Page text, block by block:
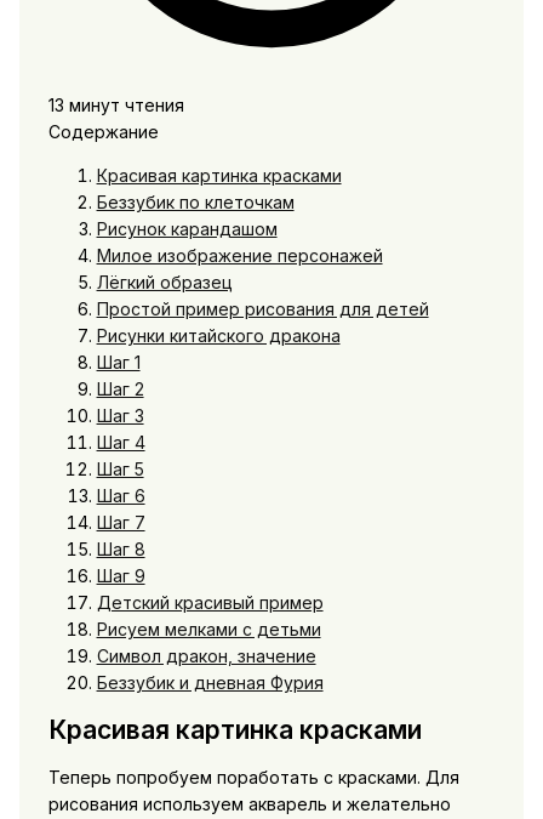
13 минут чтения
Содержание
Красивая картинка красками
Беззубик по клеточкам
Рисунок карандашом
Милое изображение персонажей
Лёгкий образец
Простой пример рисования для детей
Рисунки китайского дракона
Шаг 1
Шаг 2
Шаг 3
Шаг 4
Шаг 5
Шаг 6
Шаг 7
Шаг 8
Шаг 9
Детский красивый пример
Рисуем мелками с детьми
Символ дракон, значение
Беззубик и дневная Фурия
Красивая картинка красками
Теперь попробуем поработать с красками. Для
рисования используем акварель и желательно